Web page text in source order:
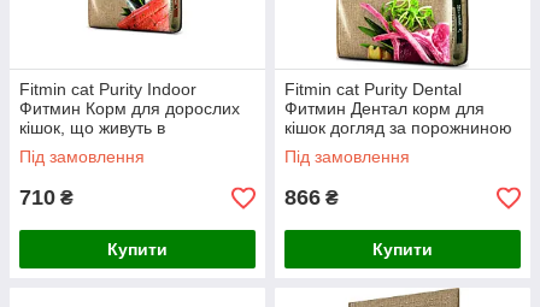
Fitmin cat Purity Indoor
Фитмин Корм для дорослих
кішок, що живуть в
приміщенні, 1,5 кг
Під замовлення
710 ₴
Купити
Fitmin cat Purity Dental
Фитмин Дентал корм для
кішок догляд за порожниною
рота, 1,5 кг
Під замовлення
866 ₴
Купити